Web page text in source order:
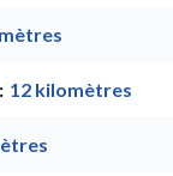
12 kilomètres